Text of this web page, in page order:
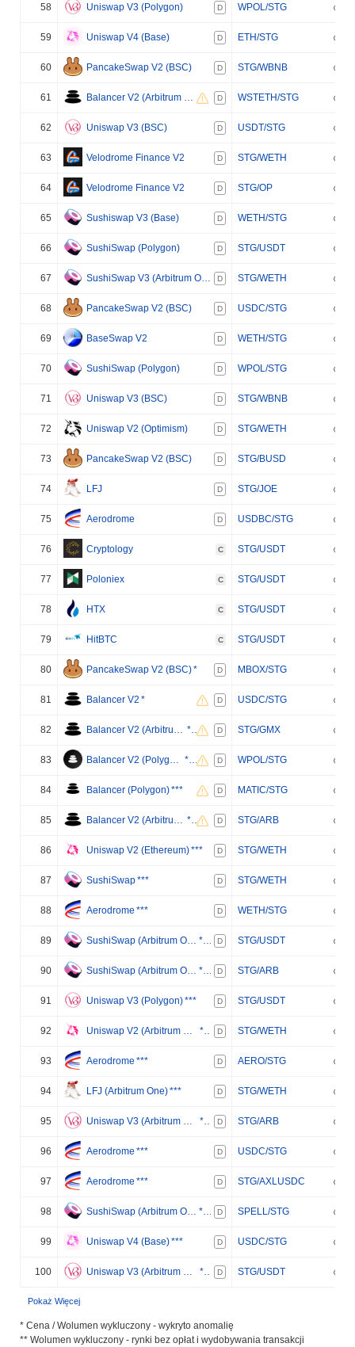
58 Uniswap V3 (Polygon) D WPOL/STG
59 Uniswap V4 (Base) D ETH/STG
60 PancakeSwap V2 (BSC) D STG/WBNB
61 Balancer V2 (Arbitrum One) D WSTETH/STG
62 Uniswap V3 (BSC) D USDT/STG
63 Velodrome Finance V2 D STG/WETH
64 Velodrome Finance V2 D STG/OP
65 Sushiswap V3 (Base) D WETH/STG
66 SushiSwap (Polygon) D STG/USDT
67 SushiSwap V3 (Arbitrum One) D STG/WETH
68 PancakeSwap V2 (BSC) D USDC/STG
69 BaseSwap V2 D WETH/STG
70 SushiSwap (Polygon) D WPOL/STG
71 Uniswap V3 (BSC) D STG/WBNB
72 Uniswap V2 (Optimism) D STG/WETH
73 PancakeSwap V2 (BSC) D STG/BUSD
74 LFJ D STG/JOE
75 Aerodrome D USDBC/STG
76 Cryptology C STG/USDT
77 Poloniex C STG/USDT
78 HTX C STG/USDT
79 HitBTC C STG/USDT
80 PancakeSwap V2 (BSC)* D MBOX/STG
81 Balancer V2 * D USDC/STG
82 Balancer V2 (Arbitrum One) *** D STG/GMX
83 Balancer V2 (Polygon) *** D WPOL/STG
84 Balancer (Polygon)*** D MATIC/STG
85 Balancer V2 (Arbitrum One) *** D STG/ARB
86 Uniswap V2 (Ethereum)*** D STG/WETH
87 SushiSwap*** D STG/WETH
88 Aerodrome *** D WETH/STG
89 SushiSwap (Arbitrum One) *** D STG/USDT
90 SushiSwap (Arbitrum One) *** D STG/ARB
91 Uniswap V3 (Polygon)*** D STG/USDT
92 Uniswap V2 (Arbitrum One) *** D STG/WETH
93 Aerodrome *** D AERO/STG
94 LFJ (Arbitrum One)*** D STG/WETH
95 Uniswap V3 (Arbitrum One) *** D STG/ARB
96 Aerodrome *** D USDC/STG
97 Aerodrome *** D STG/AXLUSDC
98 SushiSwap (Arbitrum One) *** D SPELL/STG
99 Uniswap V4 (Base)*** D USDC/STG
100 Uniswap V3 (Arbitrum One) *** D STG/USDT
Pokaż Więcej
* Cena / Wolumen wykluczony - wykryto anomalię
** Wolumen wykluczony - rynki bez opłat i wydobywania transakcji